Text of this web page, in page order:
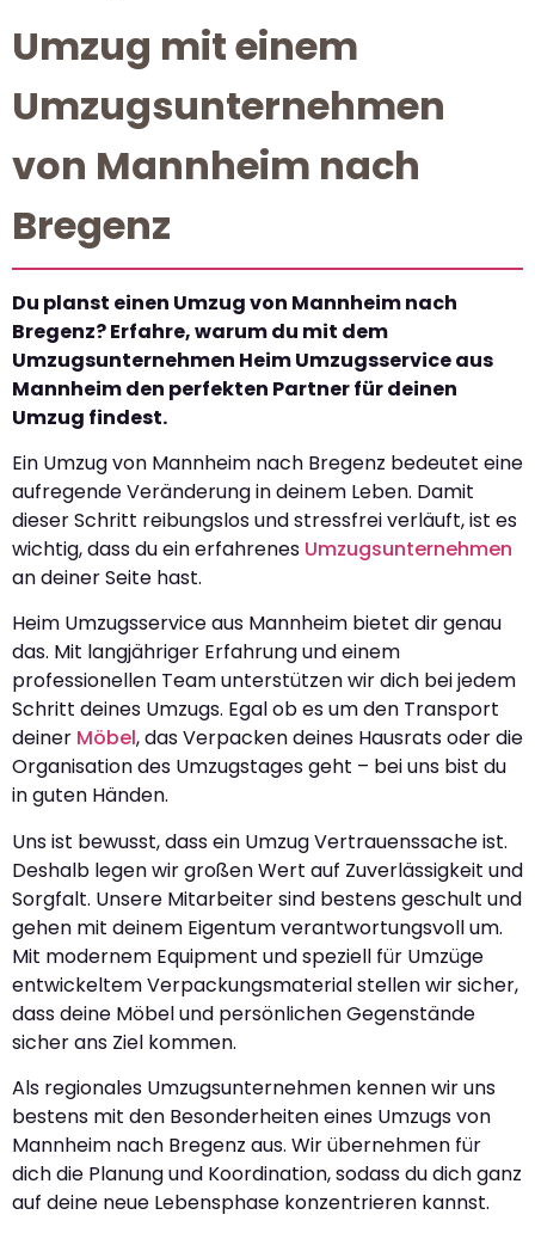
Umzug mit einem
Umzugsunternehmen
von Mannheim nach
Bregenz
Du planst einen Umzug von Mannheim nach
Bregenz? Erfahre, warum du mit dem
Umzugsunternehmen Heim Umzugsservice aus
Mannheim den perfekten Partner für deinen
Umzug findest.
Ein Umzug von Mannheim nach Bregenz bedeutet eine
aufregende Veränderung in deinem Leben. Damit
dieser Schritt reibungslos und stressfrei verläuft, ist es
wichtig, dass du ein erfahrenes Umzugsunternehmen
an deiner Seite hast.
Heim Umzugsservice aus Mannheim bietet dir genau
das. Mit langjähriger Erfahrung und einem
professionellen Team unterstützen wir dich bei jedem
Schritt deines Umzugs. Egal ob es um den Transport
deiner Möbel, das Verpacken deines Hausrats oder die
Organisation des Umzugstages geht – bei uns bist du
in guten Händen.
Uns ist bewusst, dass ein Umzug Vertrauenssache ist.
Deshalb legen wir großen Wert auf Zuverlässigkeit und
Sorgfalt. Unsere Mitarbeiter sind bestens geschult und
gehen mit deinem Eigentum verantwortungsvoll um.
Mit modernem Equipment und speziell für Umzüge
entwickeltem Verpackungsmaterial stellen wir sicher,
dass deine Möbel und persönlichen Gegenstände
sicher ans Ziel kommen.
Als regionales Umzugsunternehmen kennen wir uns
bestens mit den Besonderheiten eines Umzugs von
Mannheim nach Bregenz aus. Wir übernehmen für
dich die Planung und Koordination, sodass du dich ganz
auf deine neue Lebensphase konzentrieren kannst.